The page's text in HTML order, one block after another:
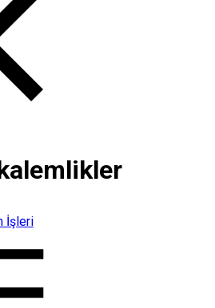
İşleri